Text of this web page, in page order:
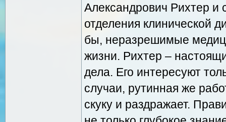
Александрович Рихтер и
отделения клинической
бы, неразрешимые
жизни. Рихтер –
дела. Его интересуют
случаи, рутинная же
скуку и раздражает.